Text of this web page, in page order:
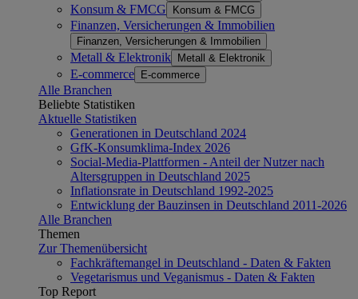
Konsum & FMCG Konsum & FMCG
Finanzen, Versicherungen & Immobilien
Finanzen, Versicherungen & Immobilien
Metall & Elektronik Metall & Elektronik
E-commerce E-commerce
Alle Branchen
Beliebte Statistiken
Aktuelle Statistiken
Generationen in Deutschland 2024
GfK-Konsumklima-Index 2026
Social-Media-Plattformen - Anteil der Nutzer nach
Altersgruppen in Deutschland 2025
Inflationsrate in Deutschland 1992-2025
Entwicklung der Bauzinsen in Deutschland 2011-2026
Alle Branchen
Themen
Zur Themenübersicht
Fachkräftemangel in Deutschland - Daten & Fakten
Vegetarismus und Veganismus - Daten & Fakten
Top Report